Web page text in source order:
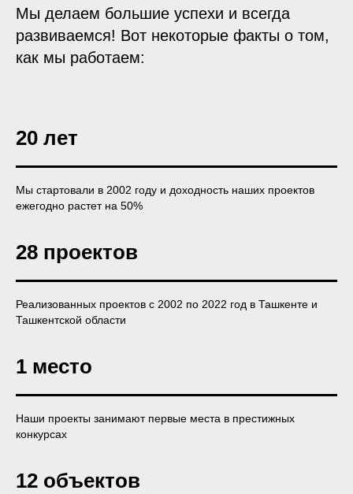
Мы делаем большие успехи и всегда
развиваемся! Вот некоторые факты о том,
как мы работаем:
20 лет
Мы стартовали в 2002 году и доходность наших проектов
ежегодно растет на 50%
28 проектов
Реализованных проектов с 2002 по 2022 год в Ташкенте и
Ташкентской области
1 место
Наши проекты занимают первые места в престижных
конкурсах
12 объектов